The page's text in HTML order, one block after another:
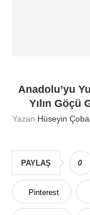
Anadolu’yu
Yılın Göçü
Yazan Hüseyin
PAYLAŞ 0
Pinterest